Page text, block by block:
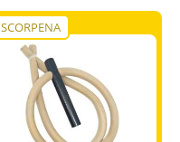
SCORPENA